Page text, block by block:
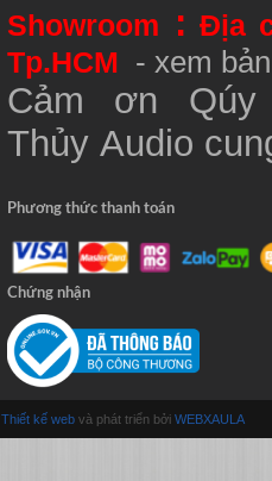
Showroom : Địa
Tp.HCM - xem
Cảm ơn
Thủy Audio
Phương thức thanh toán
Chứng nhận
Thiết kế web và phát triển bởi WEBXAULA